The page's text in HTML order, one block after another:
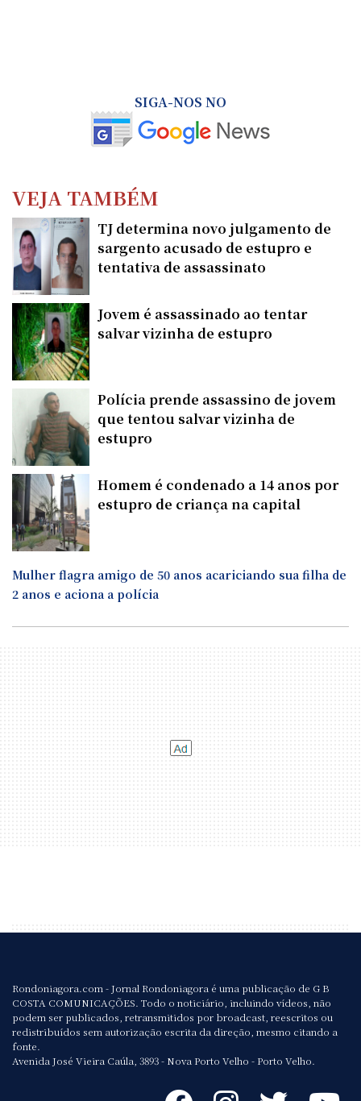
SIGA-NOS NO
VEJA TAMBÉM
TJ determina novo julgamento de
sargento acusado de estupro e
tentativa de assassinato
Jovem é assassinado ao tentar
salvar vizinha de estupro
Polícia prende assassino de jovem
que tentou salvar vizinha de
estupro
Homem é condenado a 14 anos por
estupro de criança na capital
Mulher flagra amigo de 50 anos acariciando sua filha de
2 anos e aciona a polícia
Rondoniagora.com - Jornal Rondoniagora é uma publicação de G B
COSTA COMUNICAÇÕES. Todo o noticiário, incluindo vídeos, não
podem ser publicados, retransmitidos por broadcast, reescritos ou
redistribuídos sem autorização escrita da direção, mesmo citando a
fonte.
Avenida José Vieira Caúla, 3893 - Nova Porto Velho - Porto Velho.